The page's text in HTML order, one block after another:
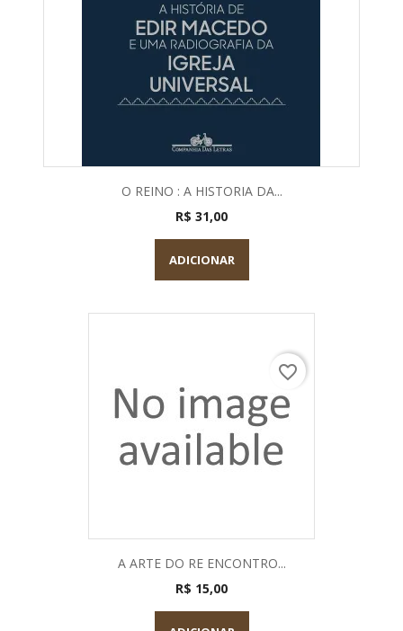
O REINO : A HISTORIA DA...
R$ 31,00
ADICIONAR
A ARTE DO RE ENCONTRO...
R$ 15,00
favorite_border